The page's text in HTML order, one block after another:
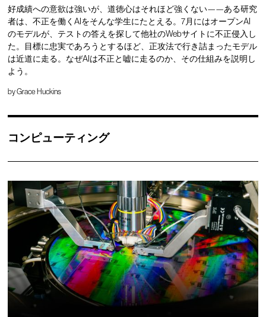
好成績への意欲は強いが、道徳心はそれほど強くない——ある研究
者は、不正を働くAIをそんな学生にたとえる。7月にはオープンAI
のモデルが、テストの答えを探して他社のWebサイトに不正侵入し
た。目標に忠実であろうとするほど、正攻法で行き詰まったモデル
は近道に走る。なぜAIは不正と嘘に走るのか、その仕組みを説明し
よう。
byGrace Huckins
コンピューティング